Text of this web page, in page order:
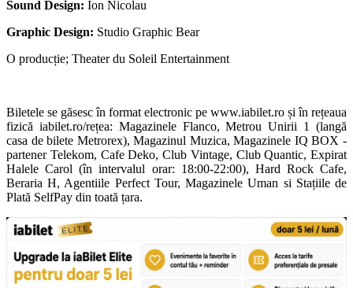
Sound Design: Ion Nicolau
Graphic Design: Studio Graphic Bear
O producție; Theater du Soleil Entertainment
Biletele se găsesc în format electronic pe www.iabilet.ro și în rețeaua
fizică iabilet.ro/rețea: Magazinele Flanco, Metrou Unirii 1 (langă
casa de bilete Metrorex), Magazinul Muzica, Magazinele IQ BOX -
partener Telekom, Cafe Deko, Club Vintage, Club Quantic, Expirat
Halele Carol (în intervalul orar: 18:00-22:00), Hard Rock Cafe,
Beraria H, Agentiile Perfect Tour, Magazinele Uman si Stațiile de
Plată SelfPay din toată țara.